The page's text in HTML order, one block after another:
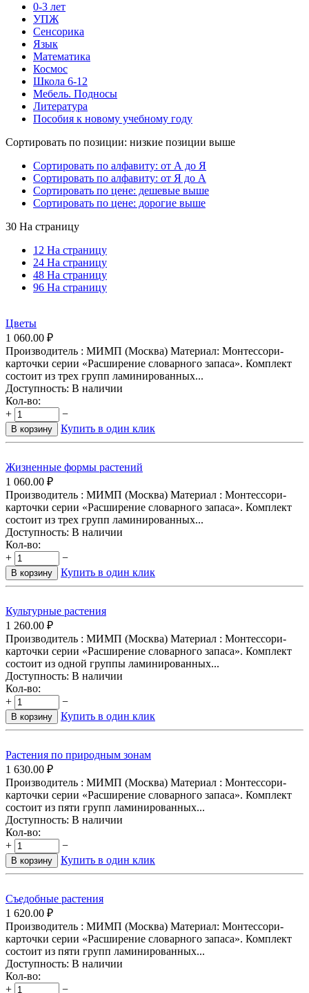
0-3 лет
УПЖ
Сенсорика
Язык
Математика
Космос
Школа 6-12
Мебель. Подносы
Литература
Пособия к новому учебному году
Сортировать по позиции: низкие позиции выше
Сортировать по алфавиту: от А до Я
Сортировать по алфавиту: от Я до А
Сортировать по цене: дешевые выше
Сортировать по цене: дорогие выше
30 На страницу
12 На страницу
24 На страницу
48 На страницу
96 На страницу
Цветы
1 060.00 ₽
Производитель : МИМП (Москва) Материал: Монтессори-
карточки серии «Расширение словарного запаса». Комплект
состоит из трех групп ламинированных...
Доступность: В наличии
Кол-во:
+
−
В корзину Купить в один клик
Жизненные формы растений
1 060.00 ₽
Производитель : МИМП (Москва) Материал : Монтессори-
карточки серии «Расширение словарного запаса». Комплект
состоит из трех групп ламинированных...
Доступность: В наличии
Кол-во:
+
−
В корзину Купить в один клик
Культурные растения
1 260.00 ₽
Производитель : МИМП (Москва) Материал : Монтессори-
карточки серии «Расширение словарного запаса». Комплект
состоит из одной группы ламинированных...
Доступность: В наличии
Кол-во:
+
−
В корзину Купить в один клик
Растения по природным зонам
1 630.00 ₽
Производитель : МИМП (Москва) Материал : Монтессори-
карточки серии «Расширение словарного запаса». Комплект
состоит из пяти групп ламинированных...
Доступность: В наличии
Кол-во:
+
−
В корзину Купить в один клик
Съедобные растения
1 620.00 ₽
Производитель : МИМП (Москва) Материал: Монтессори-
карточки серии «Расширение словарного запаса». Комплект
состоит из пяти групп ламинированных...
Доступность: В наличии
Кол-во:
+
−